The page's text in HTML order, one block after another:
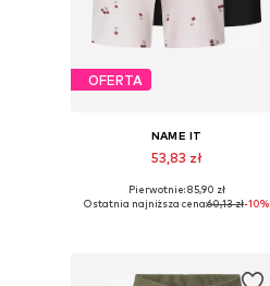
OFERTA
NAME IT
53,83 zł
Dostępne w różnych rozmiarach
Pierwotnie: 85,90 zł
Ostatnia najniższa cena:60,13 zł-10%